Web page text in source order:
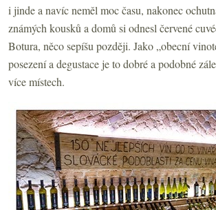
i jinde a navíc neměl moc času, nakonec
známých kousků a domů si odnesl červené
Botura, něco sepíšu později. Jako „obecní
posezení a degustace je to dobré a podobné
více místech.